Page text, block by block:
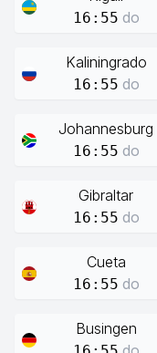
16:55 do
Kaliningrado
16:55 do
Johannesburg
16:55 do
Gibraltar
16:55 do
Cueta
16:55 do
Busingen